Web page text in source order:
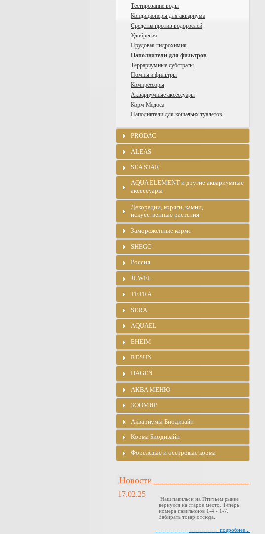
Тестирование воды
Кондиционеры для аквариума
Средства против водорослей
Удобрения
Прудовая гидрохимия
Наполнители для фильтров
Террариумные субстраты
Помпы и фильтры
Компрессоры
Аквариумные аксессуары
Корм Медоса
Наполнители для кошачьих туалетов
PRODAC
ALEAS
SEA STAR
AQUA ELEMENT и другие аквариумные
аксессуары
Декорации, коряги, камни,
искусственные растения
Замороженные корма
SHEGO
Россия
JUWEL
TETRA
SERA
AQUAEL
EHEIM
RESUN
HAGEN
АКВА МЕНЮ
ЗООМИР
Аквариумы Биодизайн
Корма Биодизайн
Форелевые и осетровые корма
Новости
17.02.25
Наш павильон на Птичьем рынке
вернулся на старое место. Теперь
номера павильонов 1-4 - 1-7.
Забирать товар отсюда.
подробнее...